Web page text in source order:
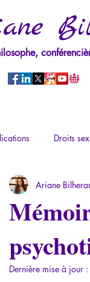
Droits
- Savoir des Anciens
du Pouvoir
Ariane
Dernière mise à jour :